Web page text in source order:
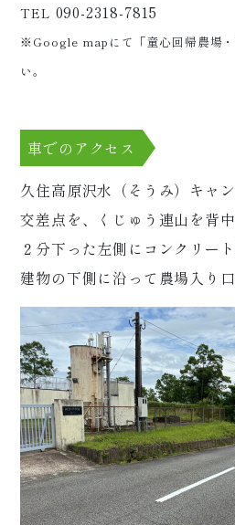
TEL 090-2318-7815
※Google mapにて「童心回帰農場
い。
車でのアクセス
久住高原沢水（そうみ）キャ
交差点を、くじゅう連山を背
２分下った左側にコンクリー
建物の下側に沿って農場入り口